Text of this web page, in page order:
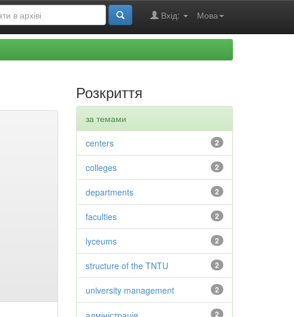
Мова
Вхід:
Розкриття
за темами
2
centers
2
colleges
2
departments
2
faculties
2
lyceums
2
structure of the TNTU
2
university management
2
адміністрація